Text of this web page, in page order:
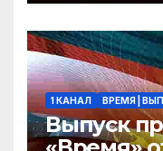
1 КАНАЛ ВРЕМЯ |
Выпуск